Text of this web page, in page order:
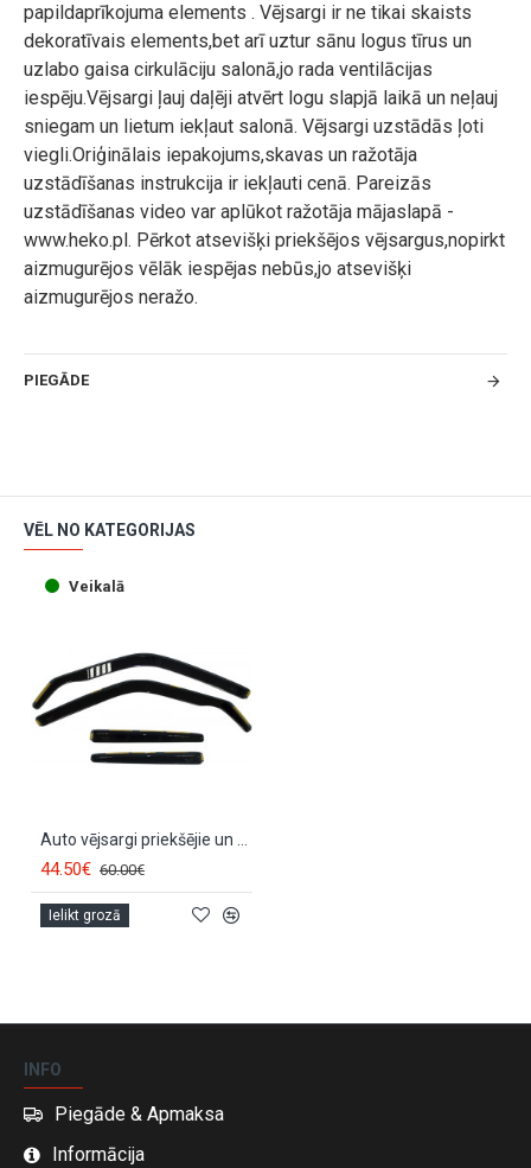
papildaprīkojuma elements . Vējsargi ir ne tikai skaists
dekoratīvais elements,bet arī uztur sānu logus tīrus un
uzlabo gaisa cirkulāciju salonā,jo rada ventilācijas
iespēju.Vējsargi ļauj daļēji atvērt logu slapjā laikā un neļauj
sniegam un lietum iekļaut salonā. Vējsargi uzstādās ļoti
viegli.Oriģinālais iepakojums,skavas un ražotāja
uzstādīšanas instrukcija ir iekļauti cenā. Pareizās
uzstādīšanas video var aplūkot ražotāja mājaslapā -
www.heko.pl. Pērkot atsevišķi priekšējos vējsargus,nopirkt
aizmugurējos vēlāk iespējas nebūs,jo atsevišķi
aizmugurējos neražo.
PIEGĀDE
VĒL NO KATEGORIJAS
Veikalā
Auto vējsargi priekšējie un aizmugurējie VOLVO S70 (1997-...) 31225
44.50€ 60.00€
Ielikt grozā
INFO
Piegāde & Apmaksa
Informācija